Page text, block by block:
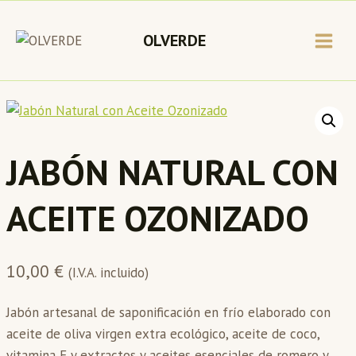
OLVERDE
JABÓN NATURAL CON
ACEITE OZONIZADO
10,00 € (I.V.A. incluido)
Jabón artesanal de saponificación en frío elaborado con
aceite de oliva virgen extra ecológico, aceite de coco,